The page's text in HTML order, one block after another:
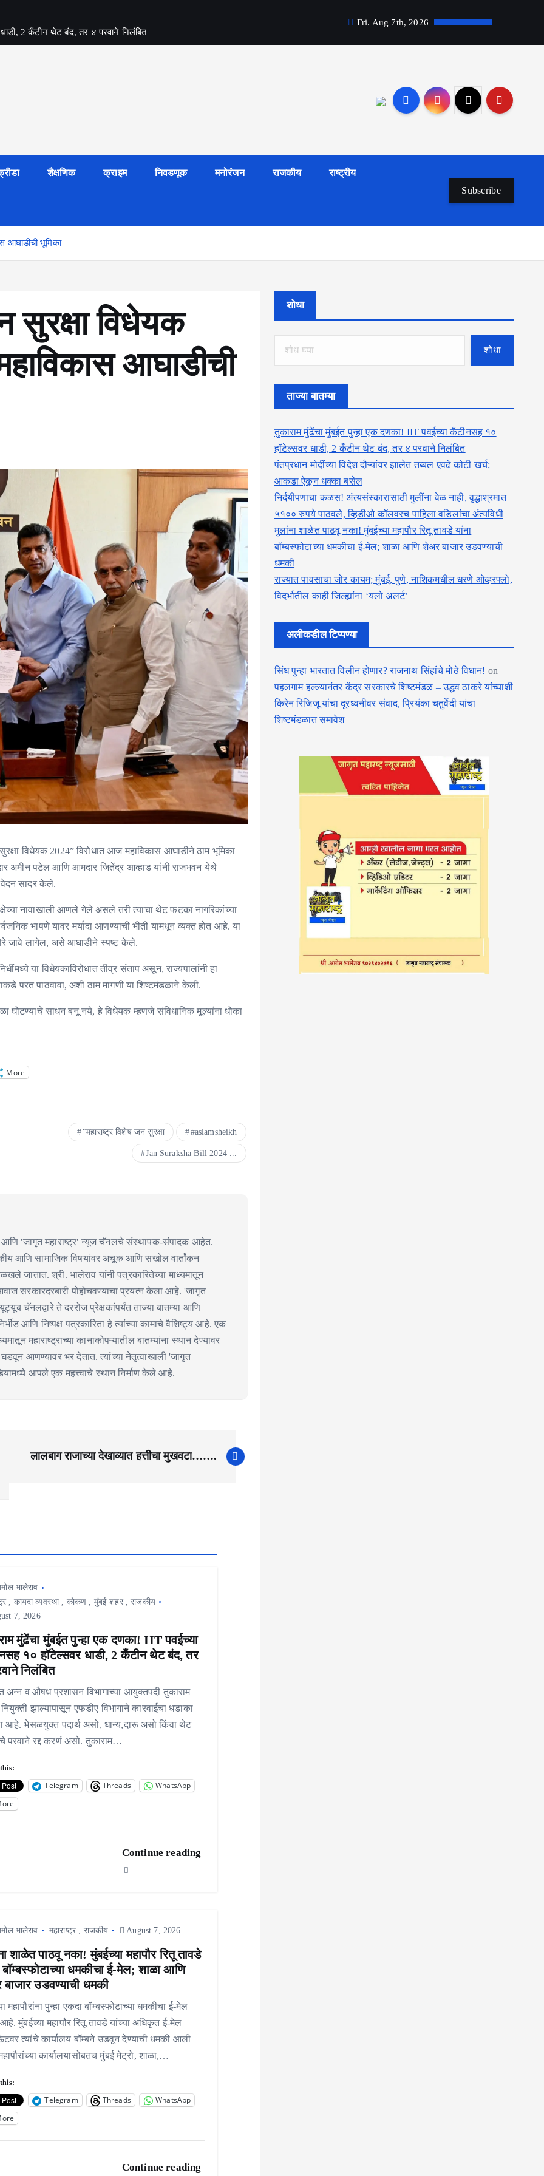
2 कँटीन थेट बंद, तर ४ परवाने निलंबित
Fri. Aug 7th, 2026
शैक्षणिक क्राइम निवडणूक मनोरंजन राजकीय राष्ट्रीय
Subscribe
आघाडीची भूमिका
सुरक्षा विधेयक
आघाडीची
सुरक्षा विधेयक 2024” विरोधात आज महाविकास आघाडीने ठाम भूमिका
अमीन पटेल आणि आमदार जितेंद्र आव्हाड यांनी राजभवन येथे
सादर केले.
नावाखाली आणले गेले असले तरी त्याचा थेट फटका नागरिकांच्या
भाषणे यावर मर्यादा आणण्याची भीती यामधून व्यक्त होत आहे. या
जावे लागेल, असे आघाडीने स्पष्ट केले.
या विधेयकाविरोधात तीव्र संताप असून, राज्यपालांनी हा
परत पाठवावा, अशी ठाम मागणी या शिष्टमंडळाने केली.
घोटण्याचे साधन बनू नये, हे विधेयक म्हणजे संविधानिक मूल्यांना धोका
More
"महाराष्ट्र विशेष जन सुरक्षा #aslamsheikh
Jan Suraksha Bill 2024 ...
आणि 'जागृत महाराष्ट्र' न्यूज चॅनलचे संस्थापक-संपादक आहेत.
आणि सामाजिक विषयांवर अचूक आणि सखोल वार्तांकन
जातात. श्री. भालेराव यांनी पत्रकारितेच्या माध्यमातून
सरकारदरबारी पोहोचवण्याचा प्रयत्न केला आहे. 'जागृत
चॅनलद्वारे ते दररोज प्रेक्षकांपर्यंत ताज्या बातम्या आणि
आणि निष्पक्ष पत्रकारिता हे त्यांच्या कामाचे वैशिष्ट्य आहे. एक
महाराष्ट्राच्या कानाकोपऱ्यातील बातम्यांना स्थान देण्यावर
घडवून आणण्यावर भर देतात. त्यांच्या नेतृत्वाखाली 'जागृत
आपले एक महत्त्वाचे स्थान निर्माण केले आहे.
लालबाग राजाच्या देखाव्यात हत्तीचा मुखवटा…….
भालेराव
कायदा व्यवस्था, कोकण मुंबई शहर,राजकीय
7, 2026
मुंढेंचा मुंबईत पुन्हा एक दणका! IIT पवईच्या
१० हॉटेल्सवर धाडी, 2 कँटीन थेट बंद, तर
निलंबित
अन्न व औषध प्रशासन विभागाच्या आयुक्तपदी तुकाराम
झाल्यापासून एफडीए विभागाने कारवाईचा धडाका
आहे. भेसळयुक्त पदार्थ असो, धान्य,दारू असो किंवा थेट
परवाने रद्द करणं असो. तुकाराम…
Telegram Threads
WhatsApp
Continue reading
भालेराव महाराष्ट्र राजकीय August 7, 2026
शाळेत पाठवू नका! मुंबईच्या महापौर रितू तावडे
बॉम्बस्फोटाच्या धमकीचा ई-मेल; शाळा आणि
उडवण्याची धमकी
महापौरांना पुन्हा एकदा बॉम्बस्फोटाच्या धमकीचा ई-मेल
मुंबईच्या महापौर रितू तावडे यांच्या अधिकृत ई-मेल
त्यांचे कार्यालय बॉम्बने उडवून देण्याची धमकी आली
कार्यालयासोबतच मुंबई मेट्रो, शाळा,…
Telegram Threads
WhatsApp
Continue reading
शोधा
शोधा
ताज्या बातम्या
तुकाराम मुंढेंचा मुंबईत पुन्हा एक दणका! IIT पवईच्या कँटीनसह १०
हॉटेल्सवर धाडी, 2 कँटीन थेट बंद, तर ४ परवाने निलंबित
पंतप्रधान मोदींच्या विदेश दौऱ्यांवर झालेत तब्बल एवढे कोटी खर्च;
आकडा ऐकून धक्का बसेल
निर्दयीपणाचा कळस! अंत्यसंस्कारासाठी मुलींना वेळ नाही, वृद्धाश्रमात
५१०० रुपये पाठवले, व्हिडीओ कॉलवरच पाहिला वडिलांचा अंत्यविधी
मुलांना शाळेत पाठवू नका! मुंबईच्या महापौर रितू तावडे यांना
बॉम्बस्फोटाच्या धमकीचा ई-मेल; शाळा आणि शेअर बाजार उडवण्याची
धमकी
राज्यात पावसाचा जोर कायम; मुंबई, पुणे, नाशिकमधील धरणे ओव्हरफ्लो,
विदर्भातील काही जिल्ह्यांना ‘यलो अलर्ट’
अलीकडील टिप्पण्या
सिंध पुन्हा भारतात विलीन होणार? राजनाथ सिंहांचे मोठे विधान! on
पहलगाम हल्ल्यानंतर केंद्र सरकारचे शिष्टमंडळ – उद्धव ठाकरे यांच्याशी
किरेन रिजिजू यांचा दूरध्वनीवर संवाद, प्रियंका चतुर्वेदी यांचा
शिष्टमंडळात समावेश